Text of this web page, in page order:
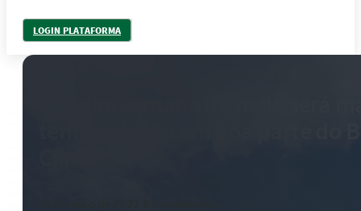
LOGIN PLATAFORMA